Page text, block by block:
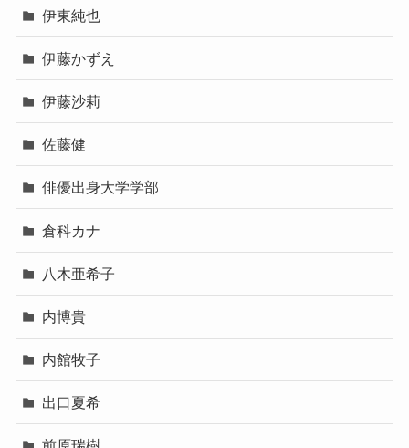
伊東純也
伊藤かずえ
伊藤沙莉
佐藤健
俳優出身大学学部
倉科カナ
八木亜希子
内博貴
内館牧子
出口夏希